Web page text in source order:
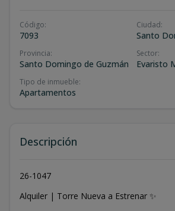
Código:
7093
Ciudad:
Santo
Provincia:
Santo Domingo de Guzmán
Sector:
Evaristo
Tipo de inmueble:
Apartamentos
Descripción
26-1047
Alquiler | Torre Nueva a Estrenar ✨